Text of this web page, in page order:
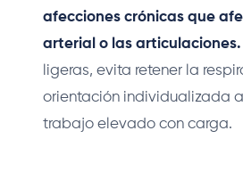
afecciones crónicas que
arterial o las articulaciones.
ligeras, evita retener la
orientación individualizada
trabajo elevado con carga.